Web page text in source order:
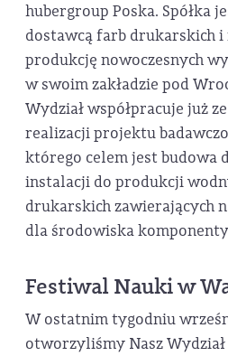
hubergroup Poska. Spółka
dostawcą farb drukarskich
produkcję nowoczesnych
w swoim zakładzie pod
Wydział współpracuje już
realizacji projektu
którego celem jest budowa
instalacji do produkcji
drukarskich zawierających
dla środowiska
Festiwal Nauki w
W ostatnim tygodniu
otworzyliśmy Nasz